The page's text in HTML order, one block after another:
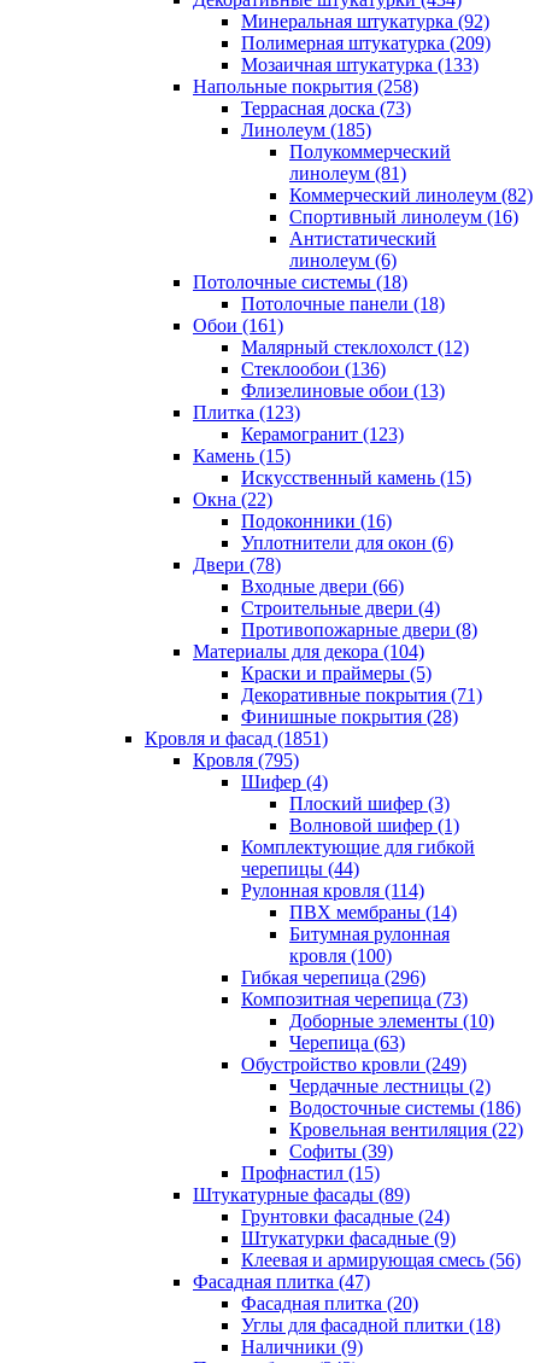
Минеральная штукатурка (92)
Полимерная штукатурка (209)
Мозаичная штукатурка (133)
Напольные покрытия (258)
Террасная доска (73)
Линолеум (185)
Полукоммерческий
линолеум (81)
Коммерческий линолеум (82)
Спортивный линолеум (16)
Антистатический
линолеум (6)
Потолочные системы (18)
Потолочные панели (18)
Обои (161)
Малярный стеклохолст (12)
Стеклообои (136)
Флизелиновые обои (13)
Плитка (123)
Керамогранит (123)
Камень (15)
Искусственный камень (15)
Окна (22)
Подоконники (16)
Уплотнители для окон (6)
Двери (78)
Входные двери (66)
Строительные двери (4)
Противопожарные двери (8)
Материалы для декора (104)
Краски и праймеры (5)
Декоративные покрытия (71)
Финишные покрытия (28)
Кровля и фасад (1851)
Кровля (795)
Шифер (4)
Плоский шифер (3)
Волновой шифер (1)
Комплектующие для гибкой
черепицы (44)
Рулонная кровля (114)
ПВХ мембраны (14)
Битумная рулонная
кровля (100)
Гибкая черепица (296)
Композитная черепица (73)
Доборные элементы (10)
Черепица (63)
Обустройство кровли (249)
Чердачные лестницы (2)
Водосточные системы (186)
Кровельная вентиляция (22)
Cофиты (39)
Профнастил (15)
Штукатурные фасады (89)
Грунтовки фасадные (24)
Штукатурки фасадные (9)
Клеевая и армирующая смесь (56)
Фасадная плитка (47)
Фасадная плитка (20)
Углы для фасадной плитки (18)
Наличники (9)